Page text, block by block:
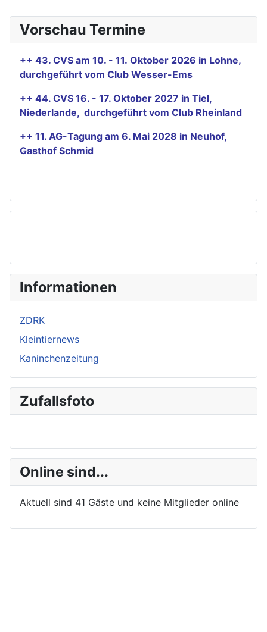
Vorschau Termine
++ 43. CVS am 10. - 11. Oktober 2026 in Lohne,
durchgeführt vom Club Wesser-Ems
++ 44. CVS 16. - 17. Oktober 2027 in Tiel,
Niederlande, durchgeführt vom Club Rheinland
++ 11. AG-Tagung am 6. Mai 2028 in Neuhof,
Gasthof Schmid
Informationen
ZDRK
Kleintiernews
Kaninchenzeitung
Zufallsfoto
Online sind...
Aktuell sind 41 Gäste und keine Mitglieder online